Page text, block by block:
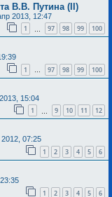
В.В. Путина (II)
2013, 12:47
1 97 98 99 100
1 … 97 98 99 100
15:04
1 9 10 11 12
2012, 07:25
1 2 3 4 5 6
1 2 3 4 5 6